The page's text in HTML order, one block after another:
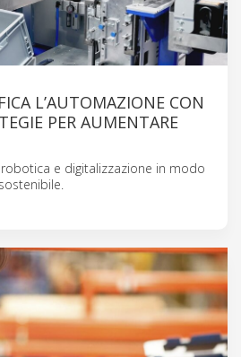
L’AUTOMAZIONE CON
PER AUMENTARE
e digitalizzazione in modo